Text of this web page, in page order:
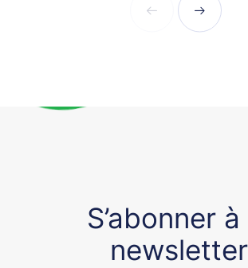
S’abonner à
newsletter